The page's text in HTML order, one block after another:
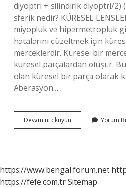
diyoptri + silindirik diyoptri/2)
sferik nedir? KÜRESEL
miyopluk ve hipermetropluk
hatalarını düzeltmek için
merceklerdir. Küresel bir
küresel parçalardan oluşur.
olan küresel bir parça olarak
Aberasyon…
Devamını okuyun
Aberasyon
Yorum
https://www.bengaliforum.net
https://fefe.com.trSitemap